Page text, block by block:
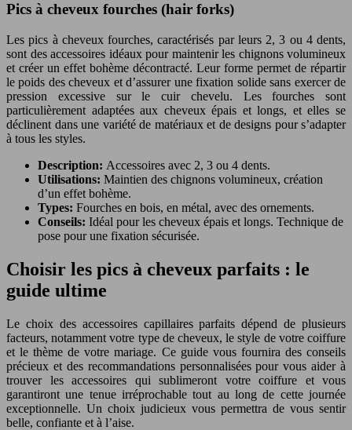
Pics à cheveux fourches (hair forks)
Les pics à cheveux fourches, caractérisés par leurs 2, 3 ou 4 dents,
sont des accessoires idéaux pour maintenir les chignons volumineux
et créer un effet bohème décontracté. Leur forme permet de répartir
le poids des cheveux et d’assurer une fixation solide sans exercer de
pression excessive sur le cuir chevelu. Les fourches sont
particulièrement adaptées aux cheveux épais et longs, et elles se
déclinent dans une variété de matériaux et de designs pour s’adapter
à tous les styles.
Description: Accessoires avec 2, 3 ou 4 dents.
Utilisations: Maintien des chignons volumineux, création
d’un effet bohème.
Types: Fourches en bois, en métal, avec des ornements.
Conseils: Idéal pour les cheveux épais et longs. Technique de
pose pour une fixation sécurisée.
Choisir les pics à cheveux parfaits : le
guide ultime
Le choix des accessoires capillaires parfaits dépend de plusieurs
facteurs, notamment votre type de cheveux, le style de votre coiffure
et le thème de votre mariage. Ce guide vous fournira des conseils
précieux et des recommandations personnalisées pour vous aider à
trouver les accessoires qui sublimeront votre coiffure et vous
garantiront une tenue irréprochable tout au long de cette journée
exceptionnelle. Un choix judicieux vous permettra de vous sentir
belle, confiante et à l’aise.